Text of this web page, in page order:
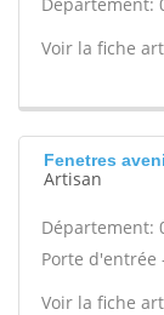
Voir la fiche
Fenetres
Artisan
Département:
Porte d'entrée
Voir la fiche